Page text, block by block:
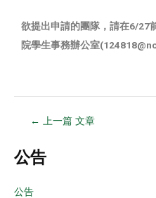
欲提出申請的團隊，請在6/27
院學生事務辦公室
← 上一篇 文章
公告
公告